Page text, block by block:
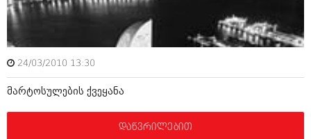
ნოემბერი 2016 (207)
ოქტომბერი 2016 (257)
სექტემბერი 2016 (224)
აგვისტო 2016 (258)
ივლისი 2016 (211)
ივნისი 2016 (221)
მაისი 2016 (261)
24/03/2010 13:30
მარტოსულების ქვეყანა
დაწვრილებით